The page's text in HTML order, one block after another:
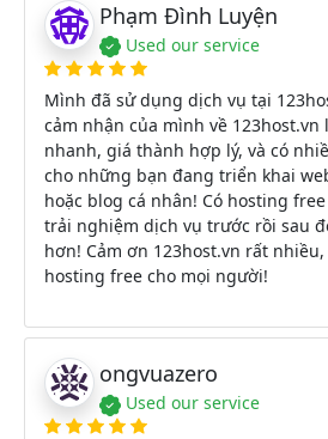
Phạm Đình Luyện
Used our service
Mình đã sử dụng dịch vụ tại
cảm nhận của mình về
nhanh, giá thành hợp lý, và có
cho những bạn đang triển khai
hoặc blog cá nhân! Có hosting
trải nghiệm dịch vụ trước rồi sau
hơn! Cảm ơn 123host.vn rất
hosting free cho mọi người!
ongvuazero
Used our service